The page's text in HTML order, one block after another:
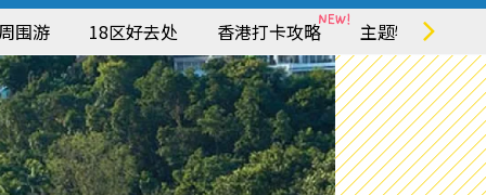
围游 18区好去处 香港打卡攻略 主题特集